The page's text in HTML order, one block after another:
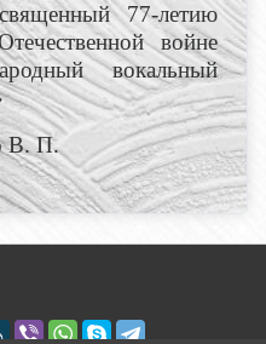
77-летию
войне
вокальный
В. П.